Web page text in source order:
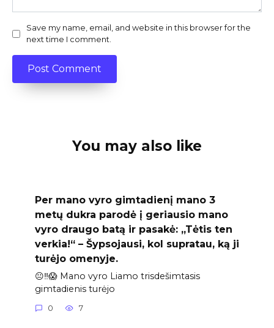
Save my name, email, and website in this browser for the
next time I comment.
You may also like
Per mano vyro gimtadienį mano 3
metų dukra parodė į geriausio mano
vyro draugo batą ir pasakė: „Tėtis ten
verkia!“ – Šypsojausi, kol supratau, ką ji
turėjo omenyje.
😐‼️😱 Mano vyro Liamo trisdešimtasis
gimtadienis turėjo
0 7